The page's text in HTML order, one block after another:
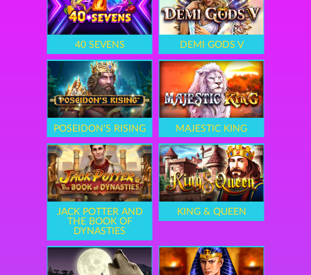
40 SEVENS DEMI GODS V
POSEIDON'S RISING MAJESTIC KING
JACK POTTER AND
THE BOOK OF
DYNASTIES
KING & QUEEN